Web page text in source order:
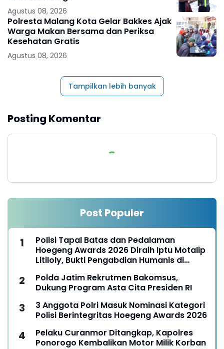
Agustus 08, 2026
Polresta Malang Kota Gelar Bakkes Ajak
Warga Makan Bersama dan Periksa
Kesehatan Gratis
Agustus 08, 2026
Tampilkan lebih banyak
Posting Komentar
Post Populer
Polisi Tapal Batas dan Pedalaman
Hoegeng Awards 2026 Diraih Iptu Motalip
Litiloly, Bukti Pengabdian Humanis di
Polda Jatim Rekrutmen Bakomsus,
Dukung Program Asta Cita Presiden RI
3 Anggota Polri Masuk Nominasi Kategori
Polisi Berintegritas Hoegeng Awards 2026
Pelaku Curanmor Ditangkap, Kapolres
Ponorogo Kembalikan Motor Milik Korban